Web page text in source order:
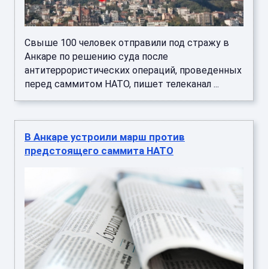
Свыше 100 человек отправили под стражу в
Анкаре по решению суда после
антитеррористических операций, проведенных
перед саммитом НАТО, пишет телеканал ...
В Анкаре устроили марш против
предстоящего саммита НАТО